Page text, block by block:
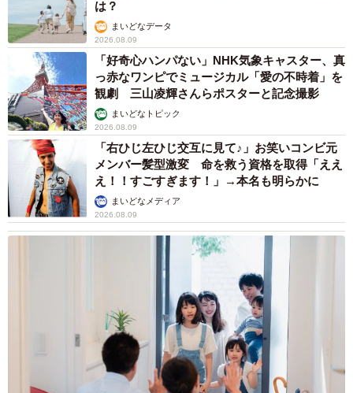
は？
まいどなデータ
2026.08.09
「好奇心ハンパない」NHK気象キャスター、真
っ赤なワンピでミュージカル「愛の不時着」を
観劇 三山凌輝さんらポスターと記念撮影
まいどなトピック
2026.08.09
「右ひじ左ひじ交互に見て♪」お笑いコンビ元
メンバー髪型激変 命を救う資格を取得「ええ
え！！すごすぎます！」→本名も明らかに
まいどなメディア
2026.08.09